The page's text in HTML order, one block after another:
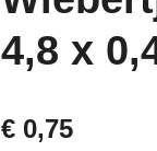
4,8 x
€ 0,75